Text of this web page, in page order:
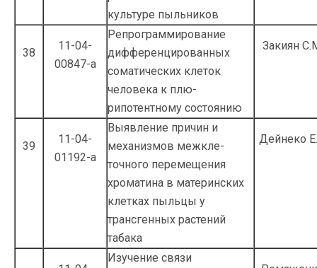
культуре пыль­ников
38
11-04-
00847-а
Репрограммирование
дифференцирован­ных
соматических клеток
человека к плю­
рипотентному состоянию
Закиян
39
11-04-
01192-а
Выявление причин и
механизмов межкле­
точного перемещения
хроматина в мате­ринских
клетках пыльцы у
трансгенных растений
табака
Дейнеко
Изучение связи